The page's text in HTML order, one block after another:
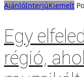
AjánlóInterjúKiemelt
Egy
régió,